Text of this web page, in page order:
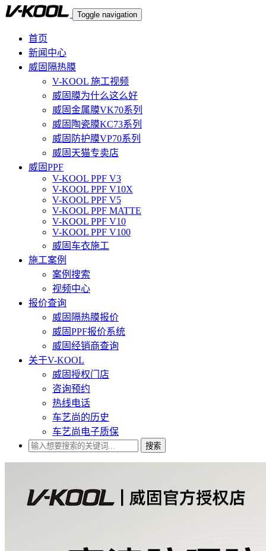
Toggle navigation
首页
新闻中心
威固隔热膜
V-KOOL 施工视频
威固膜为什么这么好
威固金属膜VK70系列
威固陶瓷膜KC73系列
威固防护膜VP70系列
威固天猫专卖店
威固PPF
V-KOOL PPF V3
V-KOOL PPF V10X
V-KOOL PPF V5
V-KOOL PPF MATTE
V-KOOL PPF V10
V-KOOL PPF V100
威固车衣施工
施工案例
案例搜索
视频中心
报价查询
威固隔热膜报价
威固PPF报价系统
威固经销商查询
关于V-KOOL
威固授权门店
咨询预约
热线电话
车艺尚的历史
车艺尚电子质保
搜索